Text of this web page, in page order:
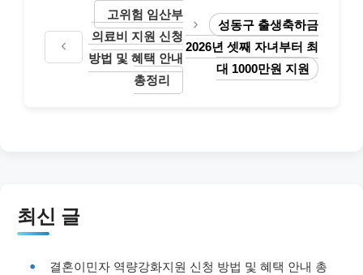
고위험 임산부
의료비 지원 신청
방법 및 혜택 안내
총정리
성동구 출생축하금
2026년 셋째 자녀부터 최
대 1000만원 지원
최신 글
결혼이민자 역량강화지원 신청 방법 및 혜택 안내 총